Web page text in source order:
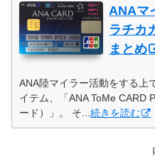
ANAマ
ラチカ
まとめ
ANA陸マイラー活動をする上
イテム、「ANA ToMe CARD
ード）」。 そ...続きを読む